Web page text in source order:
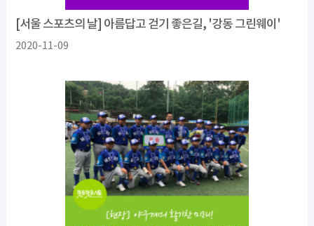
[서울 스포츠의 날] 아름답고 걷기 좋은길, '강동 그린웨이'
2020-11-09